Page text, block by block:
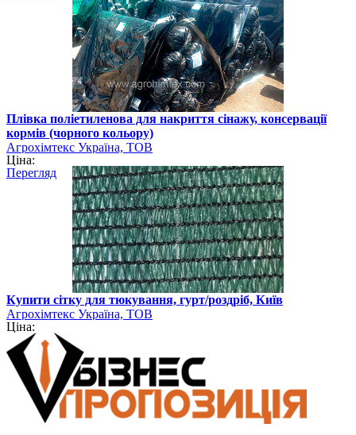
Плівка поліетиленова для накриття сінажу, консервації
кормів (чорного кольору)
Агрохімтекс Україна, ТОВ
Ціна:
Перегляд
Купити сітку для тюкування, гурт/роздріб, Київ
Агрохімтекс Україна, ТОВ
Ціна: